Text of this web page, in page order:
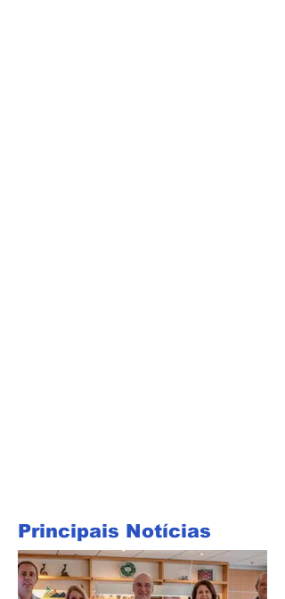
Principais Notícias